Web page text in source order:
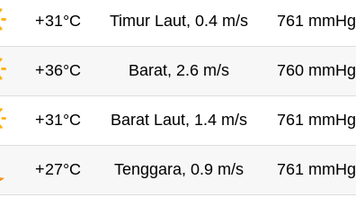
+31°C Timur Laut, 0.4 m/s 761 mmHg
+36°C Barat, 2.6 m/s 760 mmHg
+31°C Barat Laut, 1.4 m/s 761 mmHg
+27°C Tenggara, 0.9 m/s 761 mmHg